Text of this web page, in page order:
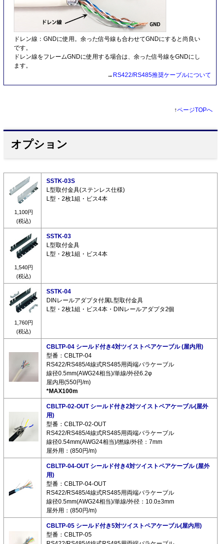
ドレン線：GNDに使用。余った信号線も合わせてGNDにすると尚良い
です。
ドレン線をフレームGNDに使用する場合は、余った信号線をGNDにし
ます。
→ RS422/RS485推奨ケーブルについて
↑ページTOPへ
オプション
1,100円
(税込)
SSTK-03S
L型取付金具(ステンレス仕様)
L型・2枚1組・ビス4本
1,540円
(税込)
SSTK-03
L型取付金具
L型・2枚1組・ビス4本
1,760円
(税込)
SSTK-04
DINレールアダプタ付属L型取付金具
L型・2枚1組・ビス4本・DINレールアダプタ2個
CBLTP-04 シールド付き4対ツイストペアケーブル (屋内用)
型番：CBLTP-04
RS422/RS485/4線式RS485用両端バラケーブル
線径0.5mm(AWG24相当)/単線/外径6.2φ
屋内用(550円/m)
*MAX100m
CBLTP-02-OUT シールド付き2対ツイストペアケーブル(屋外
用)
型番：CBLTP-02-OUT
RS422/RS485/4線式RS485用両端バラケーブル
線径0.54mm(AWG24相当)/撚線/外径：7mm
屋外用：(850円/m)
CBLTP-04-OUT シールド付き4対ツイストペアケーブル (屋外
用)
型番：CBLTP-04-OUT
RS422/RS485/4線式RS485用両端バラケーブル
線径0.5mm(AWG24相当)/単線/外径：10.0±3mm
屋外用：(850円/m)
CBLTP-05 シールド付き5対ツイストペアケーブル(屋内用)
型番：CBLTP-05